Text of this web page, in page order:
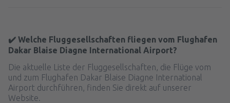
✔️ Welche Fluggesellschaften fliegen vom Flughafen
Dakar Blaise Diagne International Airport?
Die aktuelle Liste der Fluggesellschaften, die Flüge vom
und zum Flughafen Dakar Blaise Diagne International
Airport durchführen, finden Sie direkt auf unserer
Website.